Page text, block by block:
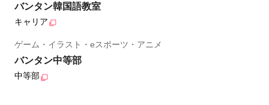
バンタン韓国語教室
キャリア
ゲーム・イラスト・eスポーツ・アニメ
バンタン中等部
中等部